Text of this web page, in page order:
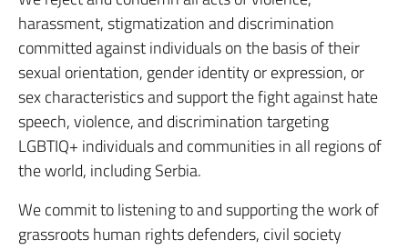
harassment, stigmatization and discrimination
committed against individuals on the basis of their
sexual orientation, gender identity or expression, or
sex characteristics and support the fight against hate
speech, violence, and discrimination targeting
LGBTIQ+ individuals and communities in all regions of
the world, including Serbia.
We commit to listening to and supporting the work of
grassroots human rights defenders, civil society